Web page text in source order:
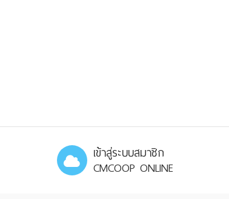
เข้าสู่ระบบสมาชิก
CMCOOP ONLINE